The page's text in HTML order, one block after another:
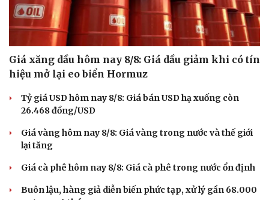
Ăn sạch sống khỏe
Giá xăng dầu hôm nay 8/8: Giá dầu giảm khi có tín
hiệu mở lại eo biển Hormuz
Tỷ giá USD hôm nay 8/8: Giá bán USD hạ xuống còn
26.468 đồng/USD
Giá vàng hôm nay 8/8: Giá vàng trong nước và thế giới
lại tăng
Giá cà phê hôm nay 8/8: Giá cà phê trong nước ổn định
Buôn lậu, hàng giả diễn biến phức tạp, xử lý gần 68.000